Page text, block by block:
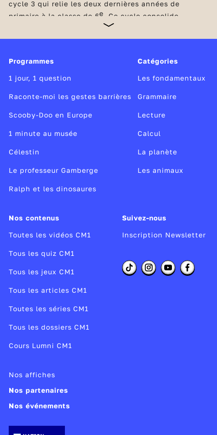
cycle 3 qui relie les deux dernières années de
primaire à la classe de 6e . Ce cycle consolide
l’acquisition des savoirs fondamentaux et initie la
au cœur de tous les apprentissages du cycle. Dès le
CM1, les élèves consolident leurs apprentissages
dans ces domaines et découvrent également les
sciences et la technologie,
Programmes
1 jour, 1 question
Raconte-moi les gestes barrières
Scooby-Doo en Europe
1 minute au musée
Célestin
Le professeur Gamberge
Ralph et les dinosaures
Catégories
Les fondamentaux
Grammaire
Lecture
Calcul
La planète
Les animaux
Nos contenus
Toutes les vidéos CM1
Tous les quiz CM1
Tous les jeux CM1
Tous les articles CM1
Toutes les séries CM1
Tous les dossiers CM1
Cours Lumni CM1
Suivez-nous
Inscription Newsletter
Nos affiches
Nos partenaires
Nos événements